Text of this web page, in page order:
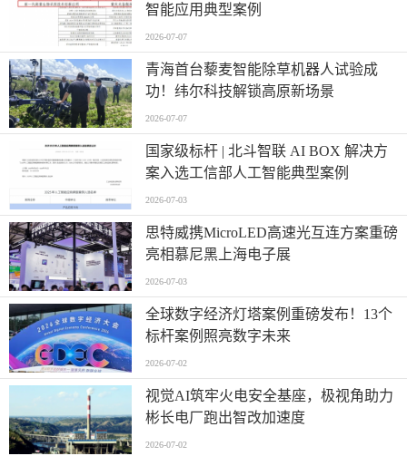
智能应用典型案例
2026-07-07
青海首台藜麦智能除草机器人试验成
功！纬尔科技解锁高原新场景
2026-07-07
国家级标杆 | 北斗智联 AI BOX 解决方
案入选工信部人工智能典型案例
2026-07-03
思特威携MicroLED高速光互连方案重磅
亮相慕尼黑上海电子展
2026-07-03
全球数字经济灯塔案例重磅发布！13个
标杆案例照亮数字未来
2026-07-02
视觉AI筑牢火电安全基座，极视角助力
彬长电厂跑出智改加速度
2026-07-02